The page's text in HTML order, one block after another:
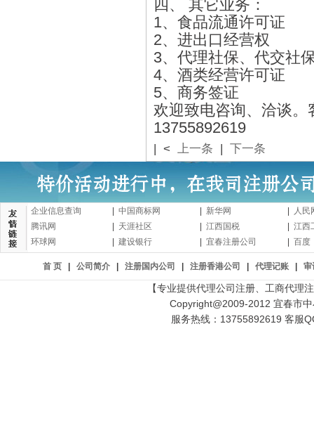
四、 其它业务：
1、食品流通许可证
2、进出口经营权
3、代理社保、代交社
4、酒类经营许可证
5、商务签证
欢迎致电咨询、洽谈。
13755892619
| < 上一条 | 下一条
企业信息查询 中国商标网 新华网
人民
腾讯网
天涯社区 江西国税
江西
环球网
建设银行 宜春注册公司 百度
首 页 公司简介 注册国内公司 注册香港公司 代理记账 审
【专业提供代理公司注册、工商代理
Copyright@2009-2012 宜春市
服务热线：13755892619 客服